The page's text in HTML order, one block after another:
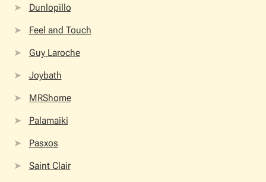
Πληρωμές
Ραντεβού
Ταμείο
Dunlopillo
Feel and Touch
Guy Laroche
Joybath
MRShome
Palamaiki
Pasxos
Saint Clair